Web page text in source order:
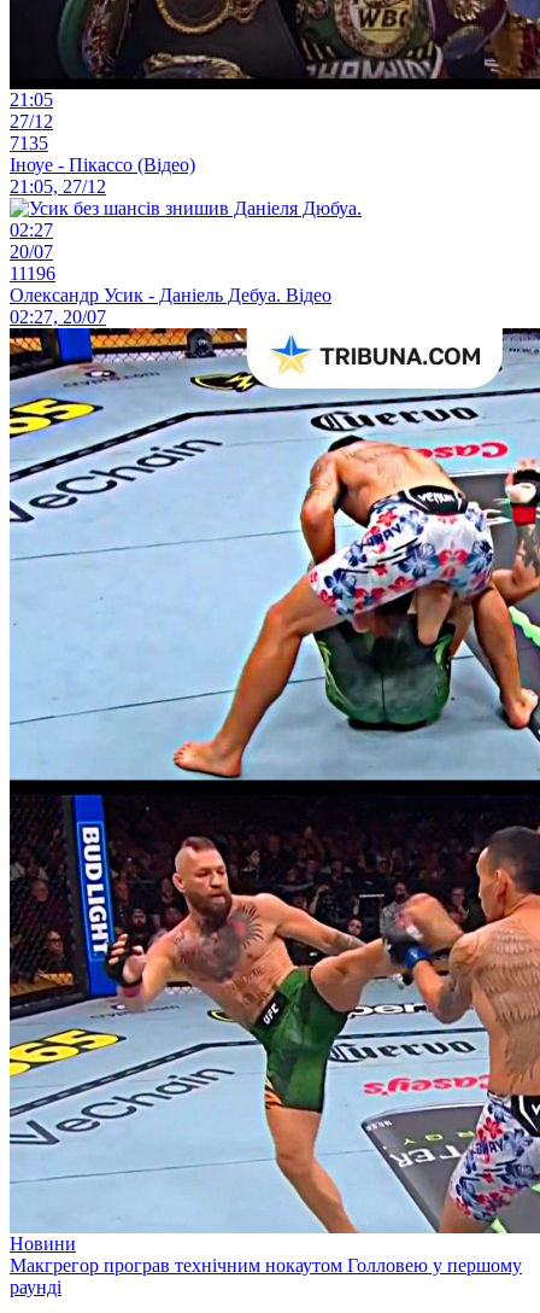
21:05
27/12
7135
Іноуе - Пікассо (Відео)
21:05, 27/12
02:27
20/07
11196
Олександр Усик - Даніель Дебуа. Відео
02:27, 20/07
Новини
Макгрегор програв технічним нокаутом Голловею у першому
раунді